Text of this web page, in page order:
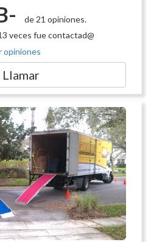
de 21 opiniones.
veces fue contactad@
opiniones
Llamar